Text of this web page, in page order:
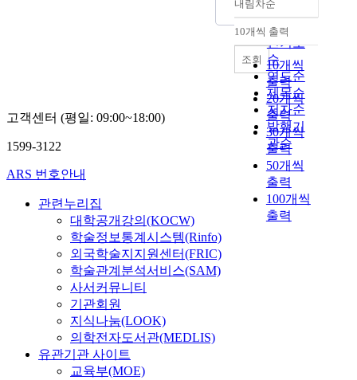
정확도
순
인기도
순
연도순
제목순
저자순
발행기
관순
내림차순
내림차순
10개씩 출력
10개씩
출력
20개씩
출력
30개씩
출력
50개씩
출력
100개씩
출력
조회
고객센터 (평일: 09:00~18:00)
1599-3122
ARS 번호안내
관련누리집
대학공개강의(KOCW)
학술정보통계시스템(Rinfo)
외국학술지지원센터(FRIC)
학술관계분석서비스(SAM)
사서커뮤니티
기관회원
지식나눔(LOOK)
의학전자도서관(MEDLIS)
유관기관 사이트
교육부(MOE)